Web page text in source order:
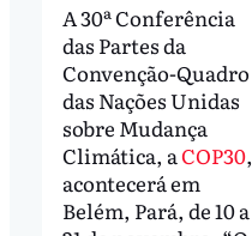
A 30ª Conferência
das Partes da
Convenção-Quadro
das Nações Unidas
sobre Mudança
Climática, aCOP30,
acontecerá em
Belém, Pará, de 10 a